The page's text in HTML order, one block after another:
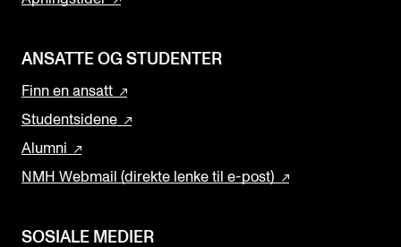
ANSATTE OG STUDENTER
Finn en ansatt
Studentsidene
Alumni
NMH Webmail (direkte lenke til e-post)
SOSIALE MEDIER